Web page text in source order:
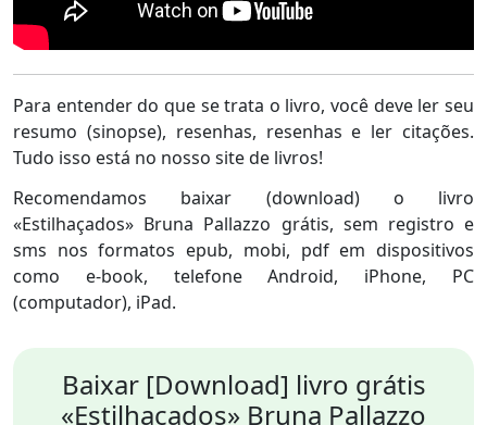
Para entender do que se trata o livro, você deve ler seu
resumo (sinopse), resenhas, resenhas e ler citações.
Tudo isso está no nosso site de livros!
Recomendamos baixar (download) o livro
«Estilhaçados» Bruna Pallazzo grátis, sem registro e
sms nos formatos epub, mobi, pdf em dispositivos
como e-book, telefone Android, iPhone, PC
(computador), iPad.
Baixar [Download] livro grátis
«Estilhaçados» Bruna Pallazzo